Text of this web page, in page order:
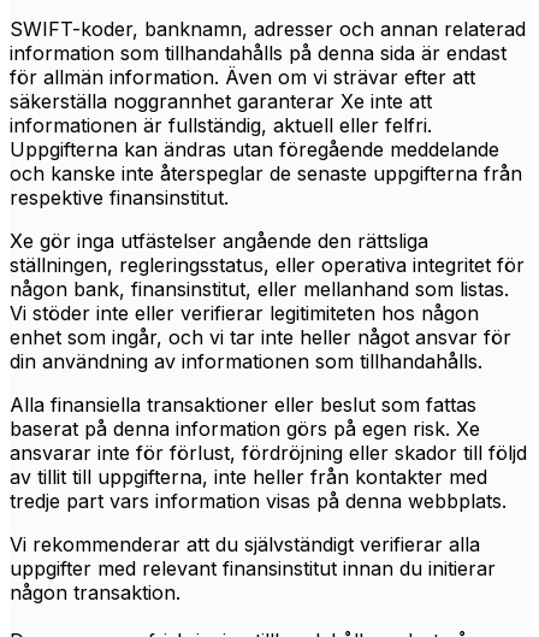
SWIFT-koder, banknamn, adresser och annan relaterad
information som tillhandahålls på denna sida är endast
för allmän information. Även om vi strävar efter att
säkerställa noggrannhet garanterar Xe inte att
informationen är fullständig, aktuell eller felfri.
Uppgifterna kan ändras utan föregående meddelande
och kanske inte återspeglar de senaste uppgifterna från
respektive finansinstitut.
Xe gör inga utfästelser angående den rättsliga
ställningen, regleringsstatus, eller operativa integritet för
någon bank, finansinstitut, eller mellanhand som listas.
Vi stöder inte eller verifierar legitimiteten hos någon
enhet som ingår, och vi tar inte heller något ansvar för
din användning av informationen som tillhandahålls.
Alla finansiella transaktioner eller beslut som fattas
baserat på denna information görs på egen risk. Xe
ansvarar inte för förlust, fördröjning eller skador till följd
av tillit till uppgifterna, inte heller från kontakter med
tredje part vars information visas på denna webbplats.
Vi rekommenderar att du självständigt verifierar alla
uppgifter med relevant finansinstitut innan du initierar
någon transaktion.